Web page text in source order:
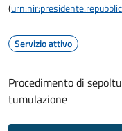
(
Servizio attivo
Procedimento di
tumulazione